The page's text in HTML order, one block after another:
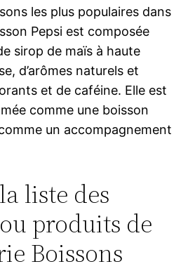
les plus populaires dans
Pepsi est composée
sirop de maïs à haute
d’arômes naturels et
et de caféine. Elle est
comme une boisson
un accompagnement
liste des
produits de
Boissons